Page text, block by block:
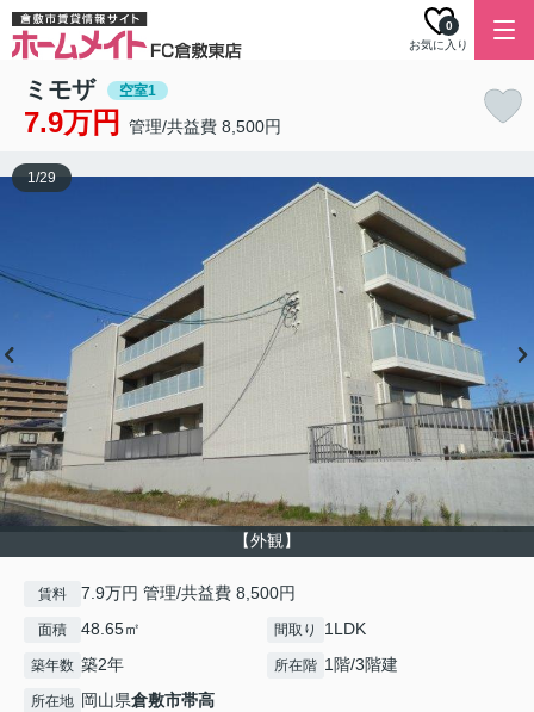
お気に入り
0
ミモザ 空室1
7.9万円 管理/共益費 8,500円
【外観】
1/29
賃料 7.9万円 管理/共益費 8,500円
面積 48.65㎡ 間取り 1LDK
築年数 築2年 所在階 1階/3階建
所在地 岡山県倉敷市帯高